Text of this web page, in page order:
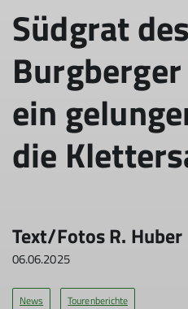
Südgrat des
ein
die
Text/Fotos R. Huber
06.06.2025
News Tourenberichte